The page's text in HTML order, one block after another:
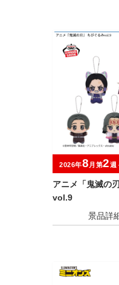
アニメ「鬼滅の
vol.9
2026年8 月第2週